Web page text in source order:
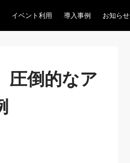
イベント利用 導入事例 お知らせ
圧倒的なア